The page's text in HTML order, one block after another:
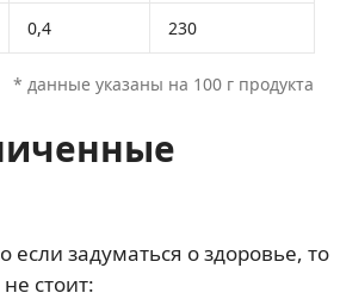
0,4 230
* данные указаны на 100 г продукта
задуматься о здоровье, то
стоит: